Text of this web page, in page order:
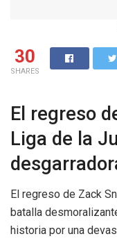
30
SHARES
El regreso
Liga de la
El regreso de Zack
batalla
historia por una